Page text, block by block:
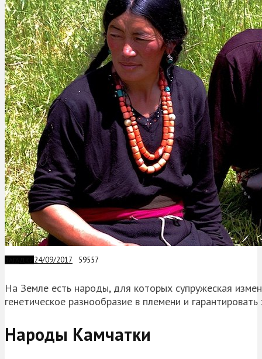
24/09/2017 59557
На Земле есть народы, для которых супружеская
генетическое разнообразие в племени и
Народы Камчатки